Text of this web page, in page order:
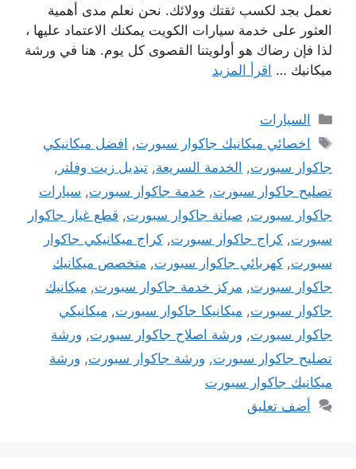
نعمل بجد لكسب ثقتك وولائك. نحن نعلم مدى أهمية
العثور على خدمة سيارات الكويت يمكنك الاعتماد عليها ،
لذا فإن رضاك ​​هو أولويتنا القصوى كل يوم. هنا في ورشة
ميكانيك … اقرأ المزيد
التصنيفات
السيارات
الوسوم
اخصائي ميكانيك جاكوار سبورت, افضل ميكانيكي
جاكوار سبورت, الخدمة السريعة, تبديل زيت وفلتر ,
تصليح جاكوار سبورت, خدمة جاكوار سبورت, سيارات
جاكوار سبورت, صيانة جاكوار سبورت, قطع غيار جاكوار
سبورت, كراج جاكوار سبورت, كراج ميكانيكي جاكوار
سبورت, كهربائي جاكوار سبورت, متخصص ميكانيك
جاكوار سبورت, مركز خدمة جاكوار سبورت, ميكانيك
جاكوار سبورت, ميكانيكا جاكوار سبورت, ميكانيكي
جاكوار سبورت, ورشة اصلاح جاكوار سبورت, ورشة
تصليح جاكوار سبورت, ورشة جاكوار سبورت, ورشة
ميكانيك جاكوار سبورت
أضف تعليق